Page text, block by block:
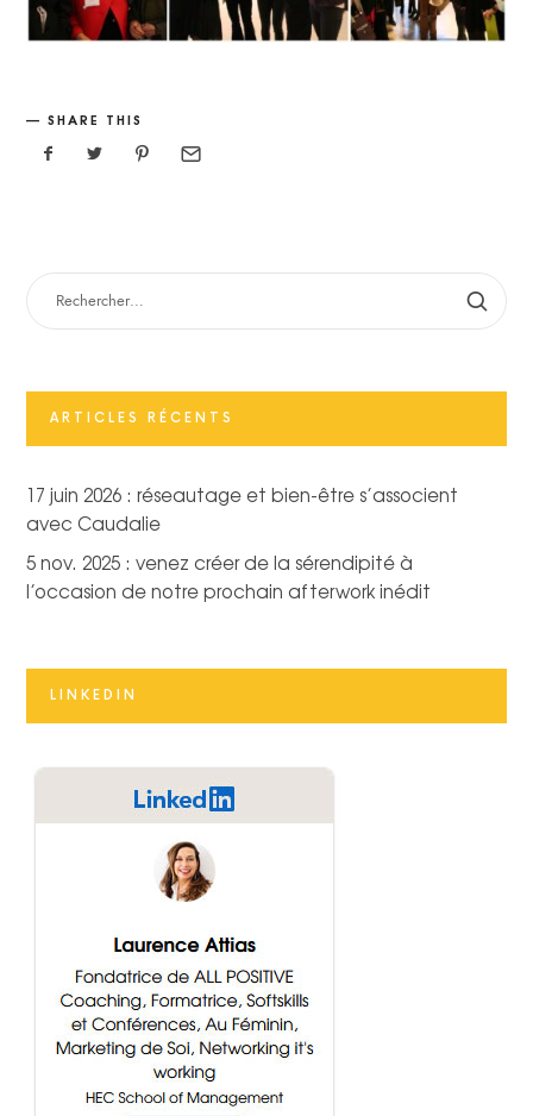
SHARE THIS
RECHERCHER :
ARTICLES RÉCENTS
17 juin 2026 : réseautage et bien-être s’associent
avec Caudalie
5 nov. 2025 : venez créer de la sérendipité à
l’occasion de notre prochain afterwork inédit
LINKEDIN